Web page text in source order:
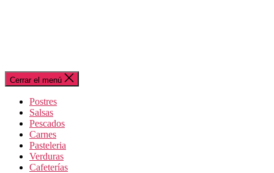
Cerrar el menú
Postres
Salsas
Pescados
Carnes
Pasteleria
Verduras
Cafeterías